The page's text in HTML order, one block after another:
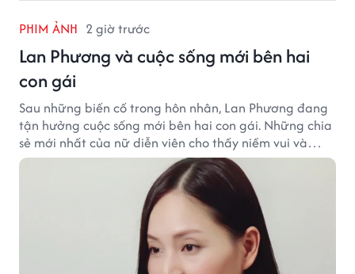
PHIM ẢNH 2 giờ trước
Lan Phương và cuộc sống mới bên hai
con gái
Sau những biến cố trong hôn nhân, Lan Phương đang
tận hưởng cuộc sống mới bên hai con gái. Những chia
sẻ mới nhất của nữ diễn viên cho thấy niềm vui và
hạnh phúc hiện tại đến từ những điều bình dị mỗi